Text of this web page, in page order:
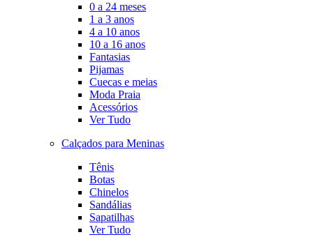
0 a 24 meses
1 a 3 anos
4 a 10 anos
10 a 16 anos
Fantasias
Pijamas
Cuecas e meias
Moda Praia
Acessórios
Ver Tudo
Calçados para Meninas
Tênis
Botas
Chinelos
Sandálias
Sapatilhas
Ver Tudo